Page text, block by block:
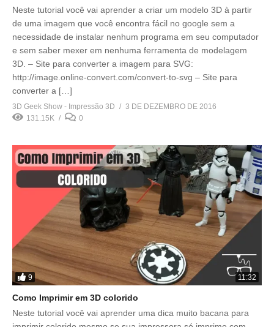
Neste tutorial você vai aprender a criar um modelo 3D à partir
de uma imagem que você encontra fácil no google sem a
necessidade de instalar nenhum programa em seu computador
e sem saber mexer em nenhuma ferramenta de modelagem
3D. – Site para converter a imagem para SVG:
http://image.online-convert.com/convert-to-svg – Site para
converter a […]
3D Geek Show - Impressão 3D
3 DE DEZEMBRO DE 2016
131.15K
0
9 11:32
Como Imprimir em 3D colorido
Neste tutorial você vai aprender uma dica muito bacana para